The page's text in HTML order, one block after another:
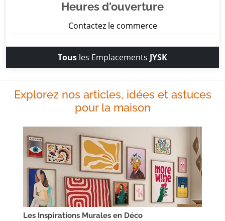
Heures d'ouverture
Contactez le commerce
Tous les Emplacements JYSK
Explorez nos articles, idées et astuces
pour la maison
Les Inspirations Murales en Déco